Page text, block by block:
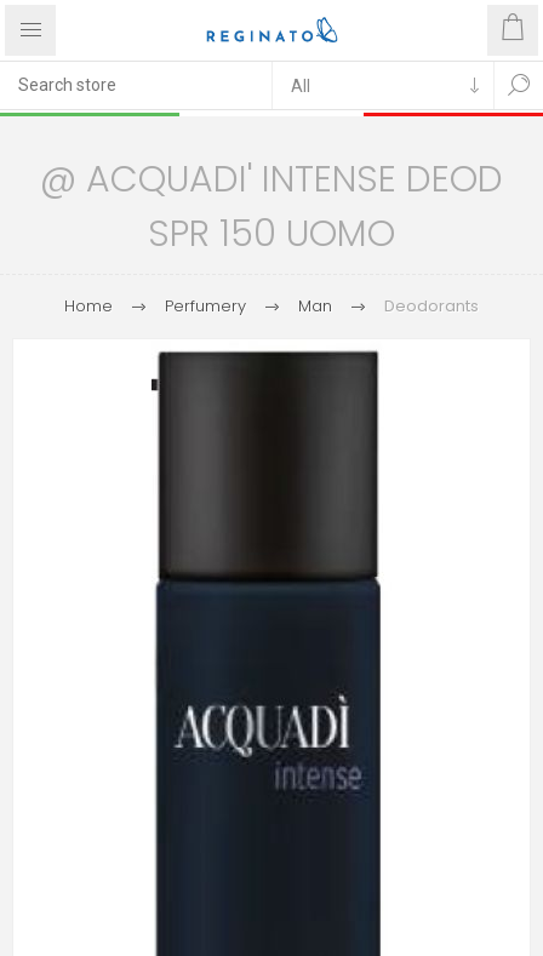
@ ACQUADI' INTENSE DEOD
SPR 150 UOMO
Home Perfumery Man Deodorants